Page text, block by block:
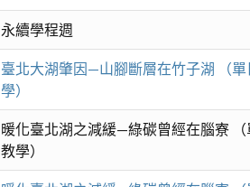
永續學程週
臺北大湖肇因—山腳斷層在竹子湖 （
學）
暖化臺北湖之減緩—綠碳曾經在腦寮
教學）